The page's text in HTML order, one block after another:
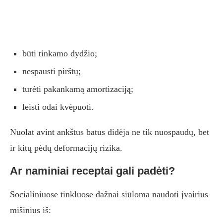
būti tinkamo dydžio;
nespausti pirštų;
turėti pakankamą amortizaciją;
leisti odai kvėpuoti.
Nuolat avint ankštus batus didėja ne tik nuospaudų, bet
ir kitų pėdų deformacijų rizika.
Ar naminiai receptai gali padėti?
Socialiniuose tinkluose dažnai siūloma naudoti įvairius
mišinius iš: